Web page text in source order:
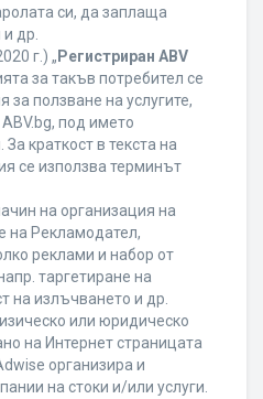
си, да заплаща
др.
г.) „ Регистриран ABV
за такъв потребител се
ползване на услугите,
под името
краткост в текста на
се използва терминът
на организация на
на Рекламодател,
реклами и набор от
таргетиране на
на излъчването и др.
или юридическо
на Интернет страницата
организира и
на стоки и/или услуги.